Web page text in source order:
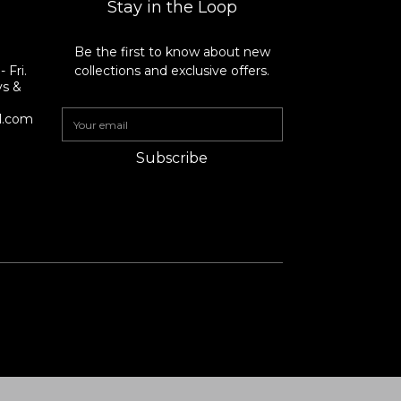
Fri.
&
Stay in the Loop
Be the first to know about new
collections and exclusive offers.
Subscribe